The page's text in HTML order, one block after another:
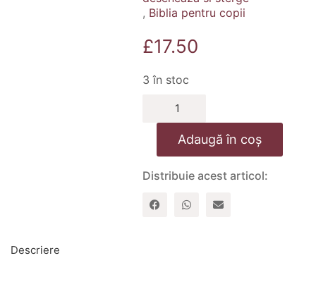
, Biblia pentru copii
£17.50
3 în stoc
labirinturi
si
Adaugă în coș
Distribuie acest articol:
Descriere